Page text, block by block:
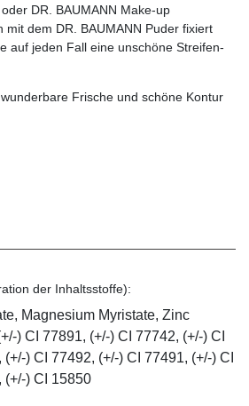
DR. BAUMANN Make-up
dem DR. BAUMANN Puder fixiert
auf jeden Fall eine unschöne Streifen-
Frische und schöne Kontur
der Inhaltsstoffe):
Magnesium Myristate, Zinc
) CI 77891, (+/-) CI 77742, (+/-) CI
) CI 77492, (+/-) CI 77491, (+/-) CI
(+/-) CI 15850